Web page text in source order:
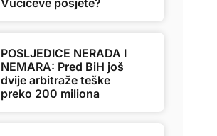
Vučićeve posjete?
POSLJEDICE NERADA I
NEMARA: Pred BiH još
dvije arbitraže teške
preko 200 miliona